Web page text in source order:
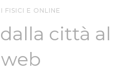
FISICI E ONLINE
città al
web